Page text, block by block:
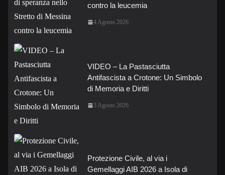
contro la leucemia
4 Agosto 2026
VIDEO – La Pastasciutta
Antifascista a Crotone: Un Simbolo
di Memoria e Diritti
3 Agosto 2026
Protezione Civile, al via i
Gemellaggi AIB 2026 a Isola di